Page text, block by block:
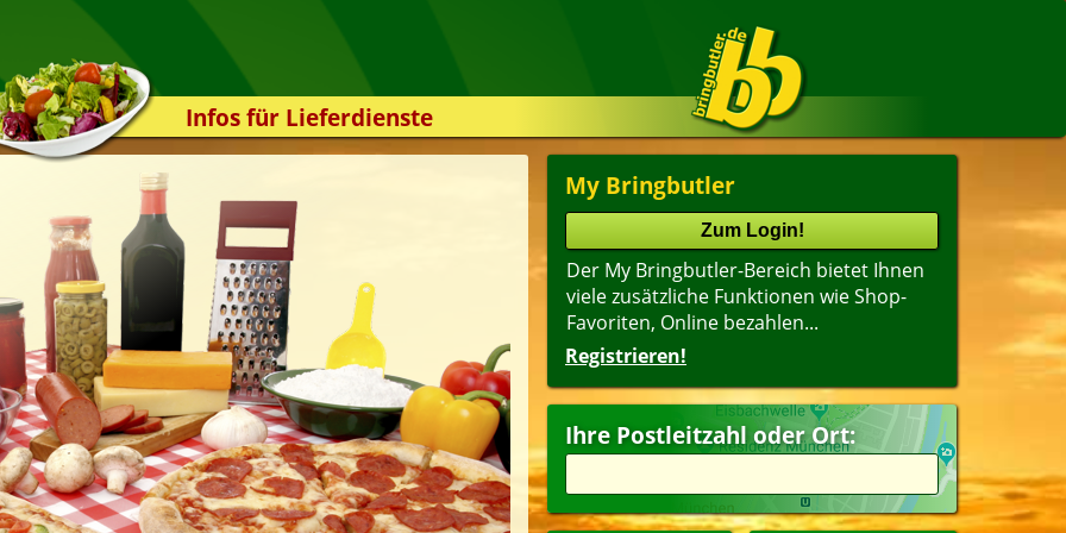
Infos für Lieferdienste
Kassensystem
Zuverlässigkeit
Sicherheit
Der Online-Shop
Das Bestellsystem
Der Bestellvorgang
Übertragung
Testshop
Styles
Kontakt
My Bringbutler
Der My Bringbutler-Bereich bietet Ihnen
viele zusätzliche Funktionen wie Shop-
Favoriten, Online bezahlen...
Registrieren!
Ihre Postleitzahl oder Ort: